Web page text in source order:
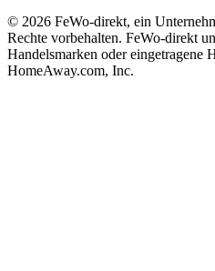
© 2026 FeWo-direkt, ein
Rechte vorbehalten. FeWo-direkt
Handelsmarken oder eingetragene
HomeAway.com, Inc.